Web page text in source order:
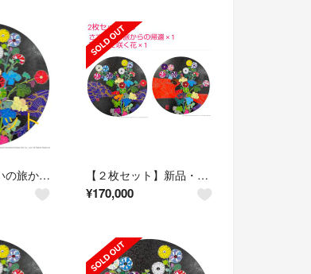
村上隆 さすらいの旅からの帰還 ３枚 【２枚セット】新品・未開封 村上隆 光琳 さすらいの旅からの帰還 死の島で咲く花
¥170,000